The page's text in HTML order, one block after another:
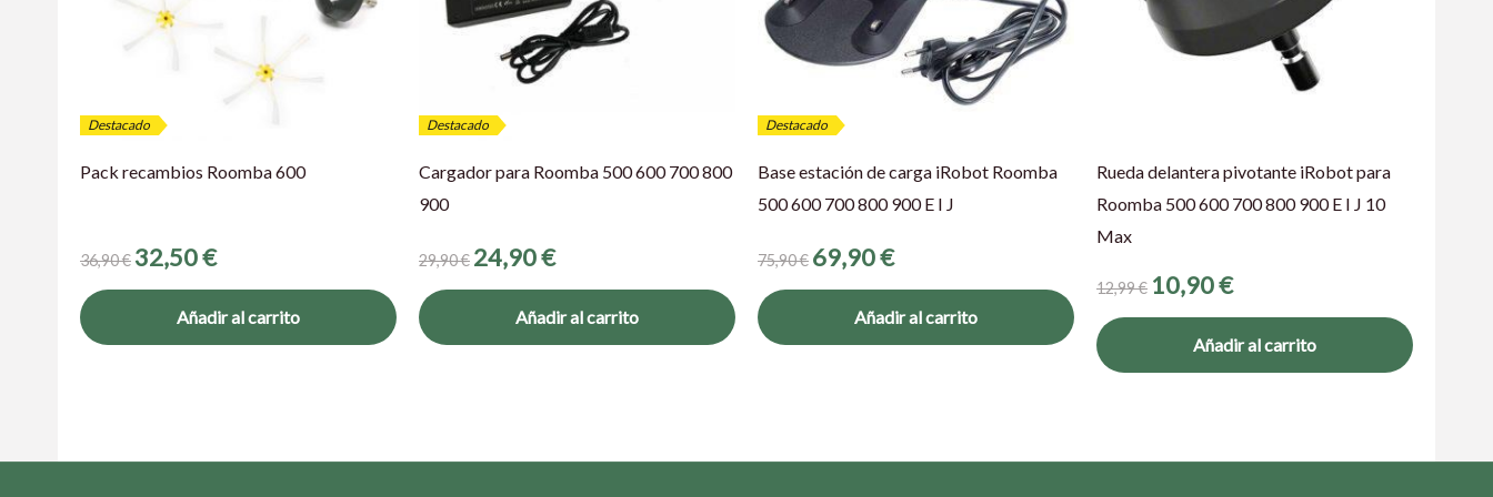
Destacado
Pack recambios Roomba 600
36,90€ 32,50€
Añadir al carrito
Destacado
Cargador para Roomba 500 600 700 800
900
29,90€ 24,90€
Añadir al carrito
Destacado
Base estación de carga iRobot Roomba
500 600 700 800 900 E I J
75,90€ 69,90€
Añadir al carrito
Rueda delantera pivotante iRobot para
Roomba 500 600 700 800 900 E I J 10
Max
12,99€ 10,90€
Añadir al carrito